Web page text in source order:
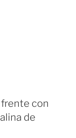
con
de